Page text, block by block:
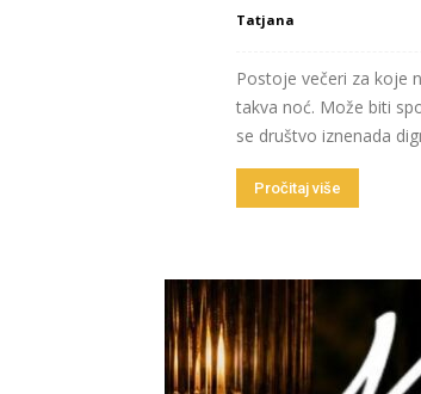
Tatjana
Postoje večeri za koje
takva noć. Može biti
se društvo iznenada
Pročitaj više